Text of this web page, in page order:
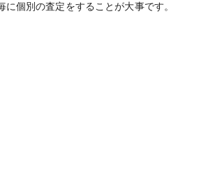
に個別の査定をすることが大事です。